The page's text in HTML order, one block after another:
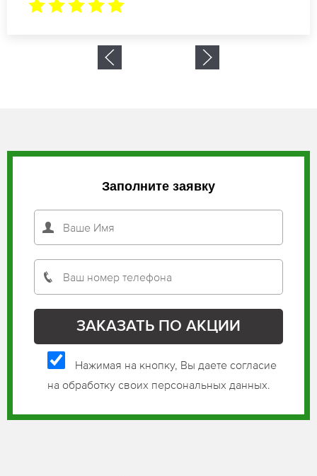
Заполните заявку
Нажимая на кнопку, Вы даете согласие
на обработку своих персональных данных.